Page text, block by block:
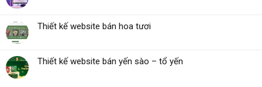
Thiết kế website bán hoa tươi
Thiết kế website bán yến sào – tổ yến